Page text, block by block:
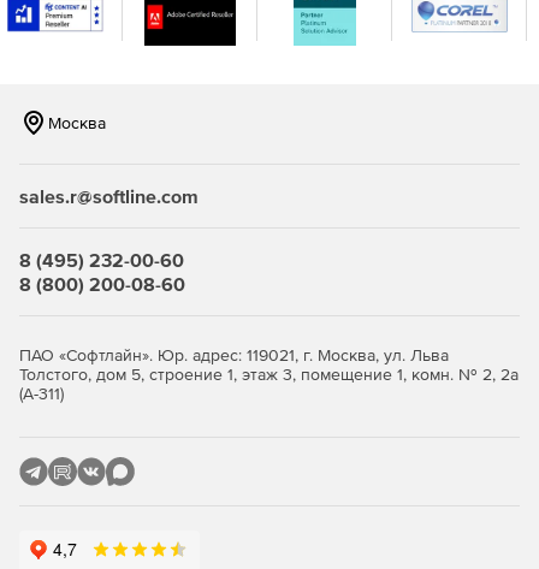
Remediation Manager – компонент Tripwire Enterprise,
который позволяет отделу IT-безопасности
отклонений или изменений. Помимо этого Remediation
конфигурирование систем в соответствии со всеми
высокой вероятностью совершения ошибок.
Москва
sales.r@softline.com
8 (495) 232-00-60
8 (800) 200-08-60
ПАО «Софтлайн». Юр. адрес: 119021, г. Москва, ул. Льва
Толстого, дом 5, строение 1, этаж 3, помещение 1, комн. № 2, 2а
(А-311)